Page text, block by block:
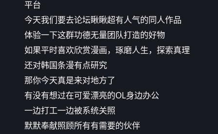
平台
今天我们要去论坛瞅瞅超有人气的同人作品
体验一下这群功德无量团队打造的好物
如果平时喜欢欣赏漫画，琢磨人生，探索真理
还对韩国条漫有点研究
那你今天真是来对地方了
有没有想过在可爱漂亮的OL身边办公
一边打工一边被系统关照
默默奉献照顾所有有需要的伙伴